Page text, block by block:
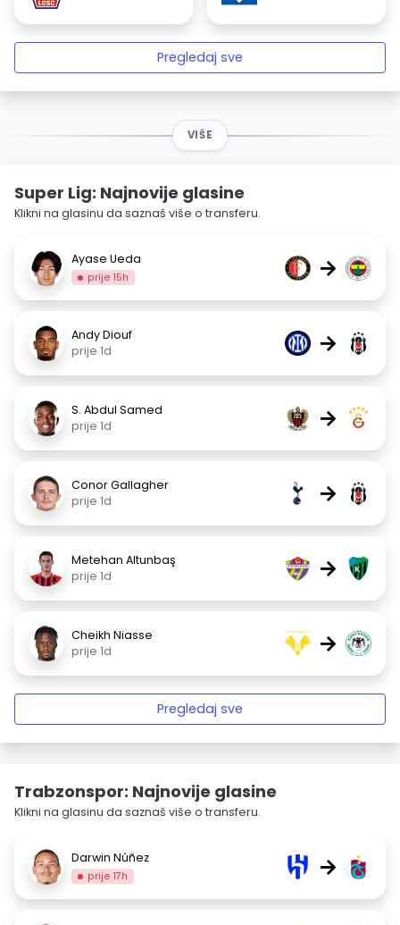
Pregledaj sve
VIŠE
Super Lig: Najnovije glasine
Klikni na glasinu da saznaš više o transferu.
Ayase Ueda
prije 15h →
Andy Diouf
prije 1d
→
S. Abdul Samed
prije 1d
→
Conor Gallagher
prije 1d
→
Metehan Altunbaş
prije 1d
→
Cheikh Niasse
prije 1d
→
Pregledaj sve
Trabzonspor: Najnovije glasine
Klikni na glasinu da saznaš više o transferu.
Darwin Núñez
prije 17h →